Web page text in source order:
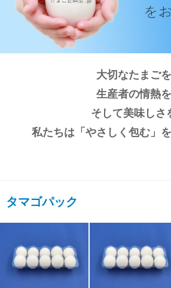
大切なたまごを
生産者の情熱を
そして美味しさ
私たちは「やさしく包む」
タマゴパック